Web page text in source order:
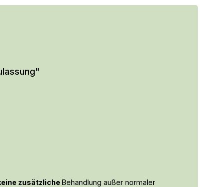
zusätzliche Behandlung außer normaler